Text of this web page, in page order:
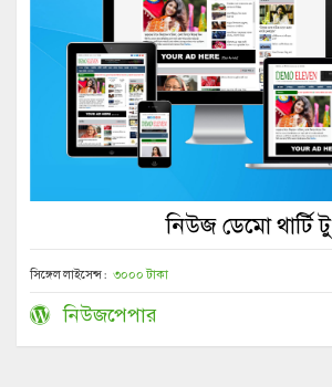
নিউজ ডেমো থার্টি টু
সিঙ্গেল লাইসেন্স : ৩০০০ টাকা
নিউজপেপার